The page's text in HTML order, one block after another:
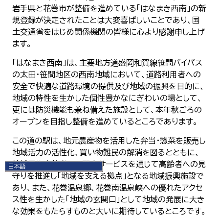
日本語
日本語
English
한국어
简体中文
繁體中文
岩手県と花巻市が整備を進めている「はなまき西南」の新
規登録が決定されたことは大変喜ばしいことであり、国
土交通省をはじめ関係機関の皆様に心より感謝申し上げ
ます。
「はなまき西南」は、主要地方道盛岡和賀線笹間バイパス
の太田・笹間地区の西南地域において、道路利用者への
安全で快適な道路環境の提供及び地域の振興を目的に、
地域の特性を生かした個性豊かなにぎわいの場として、
更には防災機能も兼ね備えた施設として、本年秋ごろの
オープンを目指し整備を進めているところであります。
この道の駅は、地元農産物を活用した弁当・惣菜を販売し
地域活力の活性化、買い物難民の解消を図るとともに、
地域居住高齢者への配食サービスを通じて高齢者への見
守りを推進し「地域を支える拠点」となる地域振興施設で
あり、また、花巻温泉郷、花巻南温泉峡への優れたアクセ
ス性を生かした「地域の玄関口」として地域の発展に大き
な効果をもたらすものと大いに期待しているところです。